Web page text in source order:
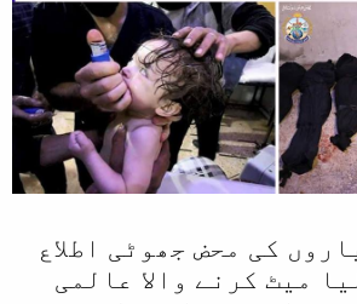
کی محض جھوٹی اطلاع
میٹ کرنے والا عالمی